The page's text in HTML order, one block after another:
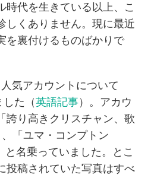
時代を生きている以上、こ
しくありません。現に最近
を裏付けるものばかりで
気アカウントについて
た（英語記事）。アカウ
誇り高きクリスチャン、歌
「ユマ・コンプトン
と名乗っていました。とこ
投稿されていた写真はすべ